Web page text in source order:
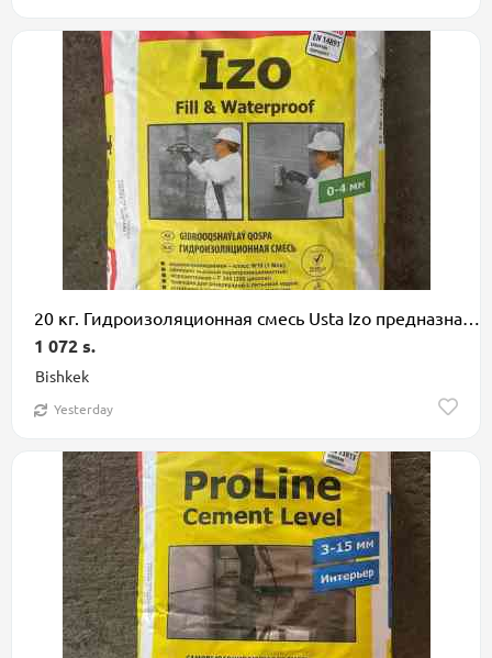
20 кг. Гидроизоляционная смесь Usta Izo предназначена для заполнения и
Bishkek
1 072 s.
Yesterday